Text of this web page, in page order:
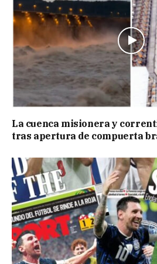
La cuenca misionera y
tras apertura de compuerta